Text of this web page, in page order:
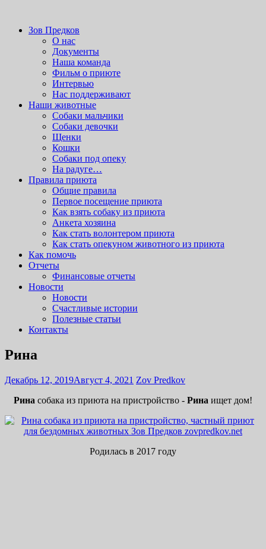
Зов Предков
приют для бездомных животных
Зов Предков
О нас
Документы
Наша команда
Фильм о приюте
Интервью
Нас поддерживают
Наши животные
Cобаки мальчики
Cобаки девочки
Щенки
Кошки
Собаки под опеку
На радуге…
Правила приюта
Общие правила
Первое посещение приюта
Как взять собаку из приюта
Анкета хозяина
Как стать волонтером приюта
Как стать опекуном животного из приюта
Как помочь
Отчеты
Финансовые отчеты
Новости
Новости
Счастливые истории
Полезные статьи
Контакты
Рина
Декабрь 12, 2019Август 4, 2021 Zov Predkov
Рина собака из приюта на пристройство - Рина ищет дом!
Родилась в 2017 году